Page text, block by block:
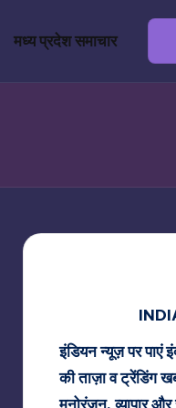
मध्य प्रदेश समाचार
इंडियन न्यूज़ पर पाएं
की ताज़ा व ट्रेंडिंग